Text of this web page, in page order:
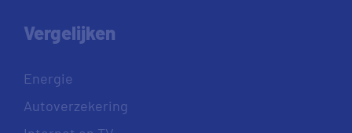
Vergelijken
Energie
Autoverzekering